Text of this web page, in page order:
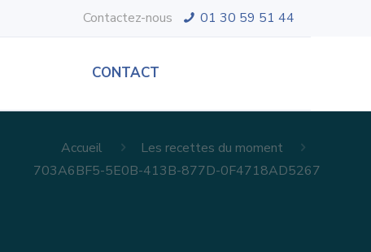
Contactez-nous 01 30 59 51 44
CONTACT
Accueil
Les recettes du moment
703A6BF5-5E0B-413B-877D-0F4718AD5267